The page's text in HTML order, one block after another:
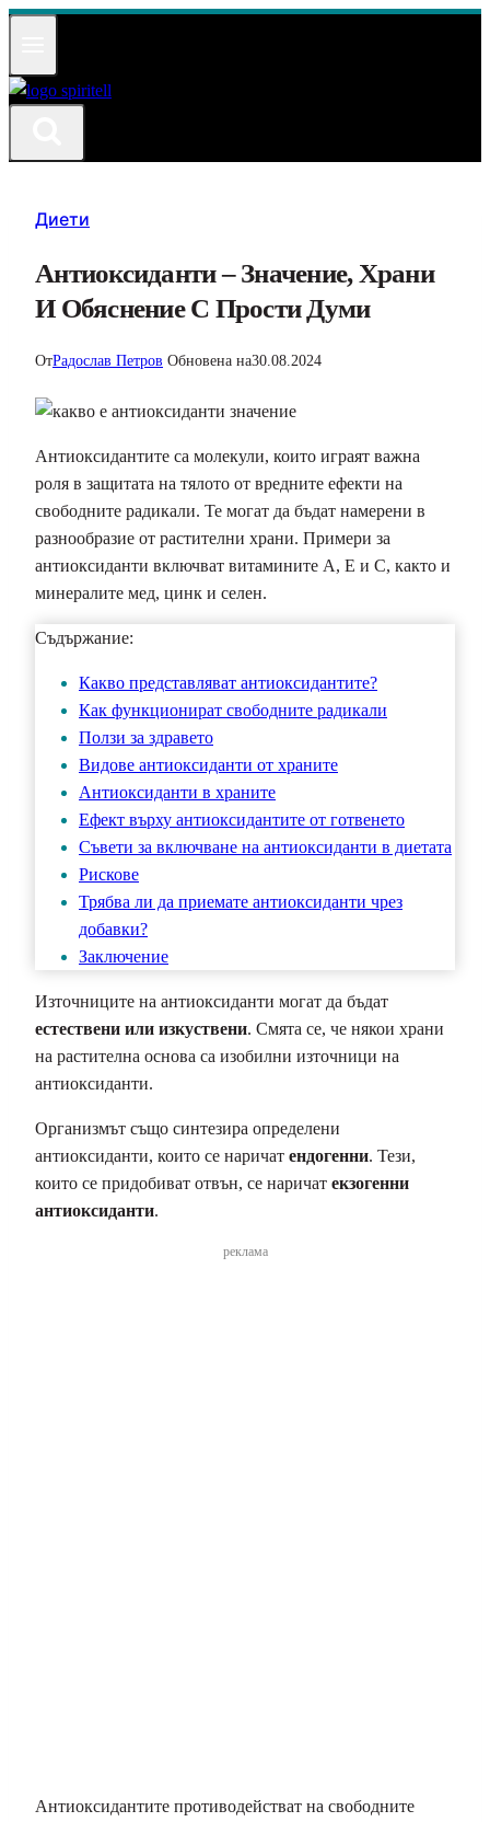
Към
Диети
Антиоксиданти – Значение, Храни
И Обяснение С Прости Думи
ОтРадослав Петров Обновена на30.08.2024
Антиоксидантите са молекули, които играят важна
роля в защитата на тялото от вредните ефекти на
свободните радикали. Те могат да бъдат намерени в
разнообразие от растителни храни. Примери за
антиоксиданти включват витамините A, E и C, както и
минералите мед, цинк и селен.
Съдържание:
Какво представляват антиоксидантите?
Как функционират свободните радикали
Ползи за здравето
Видове антиоксиданти от храните
Антиоксиданти в храните
Ефект върху антиоксидантите от готвенето
Съвети за включване на антиоксиданти в диетата
Рискове
Трябва ли да приемате антиоксиданти чрез
добавки?
Заключение
Източниците на антиоксиданти могат да бъдат
естествени или изкуствени. Смята се, че някои храни
на растителна основа са изобилни източници на
антиоксиданти.
Организмът също синтезира определени
антиоксиданти, които се наричат ендогенни. Тези,
които се придобиват отвън, се наричат екзогенни
антиоксиданти.
реклама
Антиоксидантите противодействат на свободните